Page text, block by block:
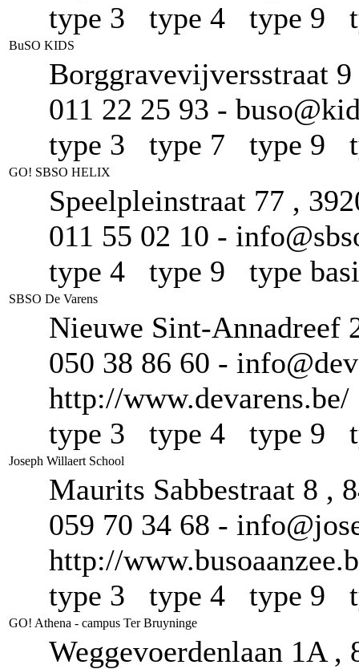
type 3 type 4 type 9
BuSO KIDS
Borggravevijversstraat
011 22 25 93 -
type 3 type 7 type 9
GO! SBSO HELIX
Speelpleinstraat 77 ,
011 55 02 10 -
type 4 type 9 type
SBSO De Varens
Nieuwe Sint-Annadreef
050 38 86 60 -
http://www.devarens.be/
type 3 type 4 type 9
Joseph Willaert School
Maurits Sabbestraat 8 ,
059 70 34 68 -
http://
type 3 type 4 type 9
GO! Athena - campus Ter Bruyninge
Weggevoerdenlaan 1A